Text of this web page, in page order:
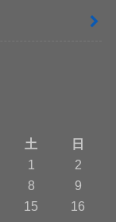
土
日
1
2
8
9
15
16